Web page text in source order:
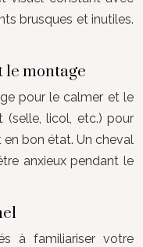
brusques et inutiles.
le montage
pour le calmer et le
(selle, licol, etc.) pour
en bon état. Un cheval
anxieux pendant le
à familiariser votre